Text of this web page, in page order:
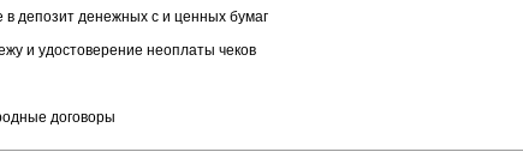
депозит денежных с и ценных бумаг
и удостоверение неоплаты чеков
договоры